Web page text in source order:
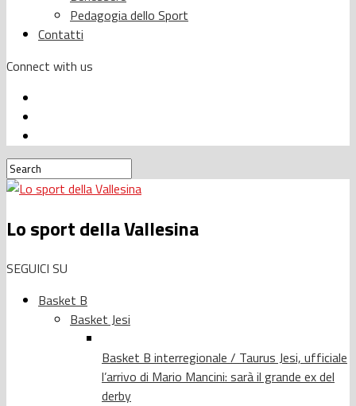
Pedagogia dello Sport
Contatti
Connect with us
Lo sport della Vallesina
SEGUICI SU
Basket B
Basket Jesi
Basket B interregionale / Taurus Jesi, ufficiale
l’arrivo di Mario Mancini: sarà il grande ex del
derby